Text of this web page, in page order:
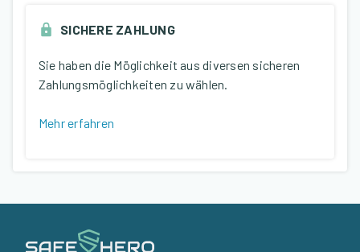
SICHERE ZAHLUNG
Sie haben die Möglichkeit aus diversen sicheren
Zahlungsmöglichkeiten zu wählen.
Mehr erfahren